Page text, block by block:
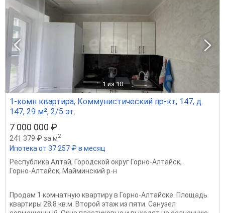
1 из 10
1-комн квартира, Коммунистический пр-кт, 147, д.
147, 29 м², 2/5 эт.
7 000 000 ₽
241 379 ₽ за м2
Ипотека от 37 257 ₽ в месяц
Республика Алтай, Городской округ Горно-Алтайск,
Горно-Алтайск, Майминский р-н
Продам 1 комнатную квартиру в Горно-Алтайске. Площадь
квартиры 28,8 кв.м. Второй этаж из пяти. Санузел